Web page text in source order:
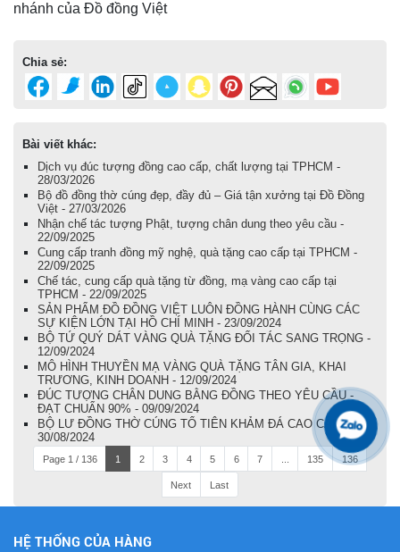
nhánh của Đồ đồng Việt
Chia sẻ:
Bài viết khác:
Dịch vụ đúc tượng đồng cao cấp, chất lượng tại TPHCM -
28/03/2026
Bộ đồ đồng thờ cúng đẹp, đầy đủ – Giá tận xưởng tại Đồ Đồng
Việt - 27/03/2026
Nhận chế tác tượng Phật, tượng chân dung theo yêu cầu -
22/09/2025
Cung cấp tranh đồng mỹ nghệ, quà tặng cao cấp tại TPHCM -
22/09/2025
Chế tác, cung cấp quà tặng từ đồng, mạ vàng cao cấp tại
TPHCM - 22/09/2025
SẢN PHẨM ĐỒ ĐỒNG VIỆT LUÔN ĐỒNG HÀNH CÙNG CÁC
SỰ KIỆN LỚN TẠI HỒ CHÍ MINH - 23/09/2024
BỘ TỨ QUÝ DÁT VÀNG QUÀ TẶNG ĐỐI TÁC SANG TRỌNG -
12/09/2024
MÔ HÌNH THUYỀN MẠ VÀNG QUÀ TẶNG TÂN GIA, KHAI
TRƯƠNG, KINH DOANH - 12/09/2024
ĐÚC TƯỢNG CHÂN DUNG BẰNG ĐỒNG THEO YÊU CẦU -
ĐẠT CHUẨN 90% - 09/09/2024
BỘ LƯ ĐỒNG THỜ CÚNG TỔ TIÊN KHẢM ĐÁ CAO CẤP -
30/08/2024
Page 1 / 136 1 2 3 4 5 6 7 135 136
Next Last
HỆ THỐNG CỦA HÀNG